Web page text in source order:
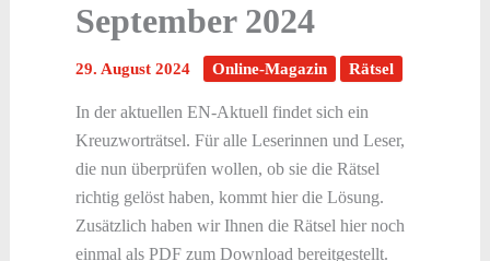
September 2024
29. August 2024 Online-Magazin Rätsel
In der aktuellen EN-Aktuell findet sich ein
Kreuzworträtsel. Für alle Leserinnen und Leser,
die nun überprüfen wollen, ob sie die Rätsel
richtig gelöst haben, kommt hier die Lösung.
Zusätzlich haben wir Ihnen die Rätsel hier noch
einmal als PDF zum Download bereitgestellt.